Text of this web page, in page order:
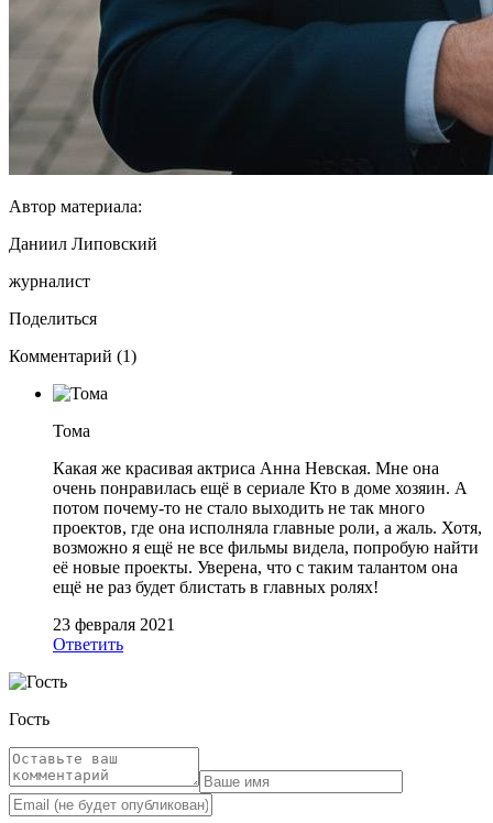
Автор материала:
Даниил Липовский
журналист
Поделиться
Комментарий (1)
Тома
Какая же красивая актриса Анна Невская. Мне она
очень понравилась ещё в сериале Кто в доме хозяин. А
потом почему-то не стало выходить не так много
проектов, где она исполняла главные роли, а жаль. Хотя,
возможно я ещё не все фильмы видела, попробую найти
её новые проекты. Уверена, что с таким талантом она
ещё не раз будет блистать в главных ролях!
23 февраля 2021
Ответить
Гость